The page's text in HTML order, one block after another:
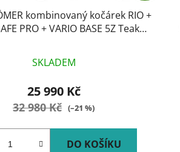
kombinovaný kočárek RIO +
PRO + VARIO BASE 5Z Teak
SKLADEM
25 990 Kč
32 980 Kč (–21 %)
DO KOŠÍKU